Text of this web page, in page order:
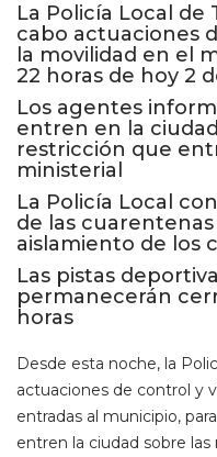
La Policía Local de
cabo actuaciones
la movilidad en el
22 horas de hoy 2
Los agentes
entren en la
restricción que
ministerial
La Policía Local
de las
aislamiento de los
Las pistas
permanecerán
horas
Desde esta noche, la
actuaciones de control y
entradas al municipio,
entren la ciudad sobre